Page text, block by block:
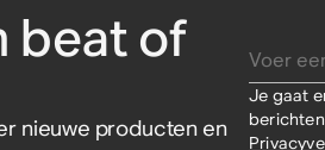
beat of
nieuwe producten en
Je gaat